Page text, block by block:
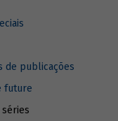
de publicações
future